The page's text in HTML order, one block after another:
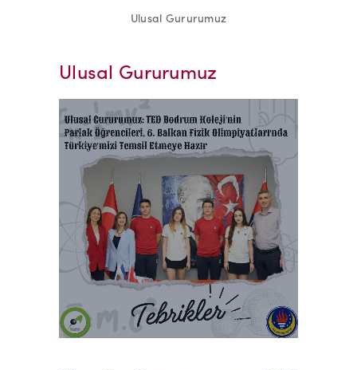
Ulusal Gururumuz
Ulusal Gururumuz